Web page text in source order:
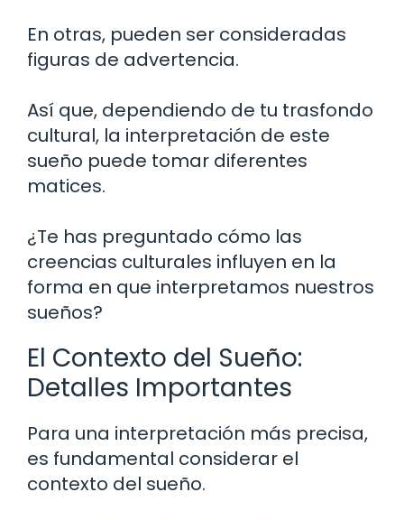
En otras, pueden ser consideradas
figuras de advertencia.
Así que, dependiendo de tu trasfondo
cultural, la interpretación de este
sueño puede tomar diferentes
matices.
¿Te has preguntado cómo las
creencias culturales influyen en la
forma en que interpretamos nuestros
sueños?
El Contexto del Sueño:
Detalles Importantes
Para una interpretación más precisa,
es fundamental considerar el
contexto del sueño.